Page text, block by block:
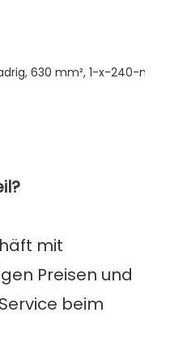
mit
Preisen und
beim